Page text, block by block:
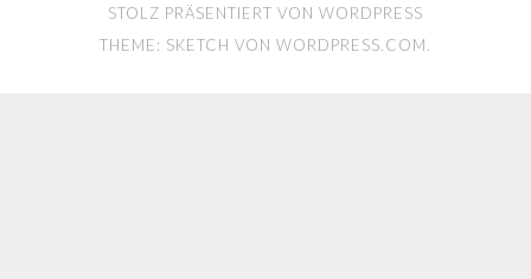
STOLZ PRÄSENTIERT VON WORDPRESS
THEME: SKETCH VON WORDPRESS.COM